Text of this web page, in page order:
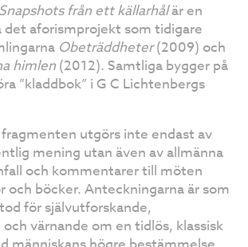
Snapshots från ett källarhålär en
aforismprojekt som tidigare
Obeträddheter(2009) och
himlen (2012). Samtliga bygger på
”kladdbok” i G C Lichtenbergs
utgörs inte endast av
mening utan även av allmänna
och kommentarer till möten
och böcker. Anteckningarna är som
för självutforskande,
värnande om en tidlös, klassisk